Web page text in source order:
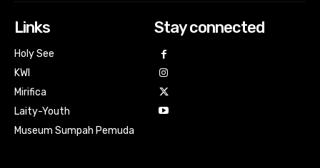
Links
Holy See
KWI
Mirifica
Laity-Youth
Museum Sumpah Pemuda
Stay connected